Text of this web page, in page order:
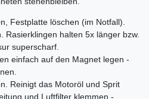
Festplatte löschen (im Notfall).
Rasierklingen halten 5x länger bzw.
superscharf.
einfach auf den Magnet legen -
Reinigt das Motoröl und Sprit
und Luftfilter klemmen -